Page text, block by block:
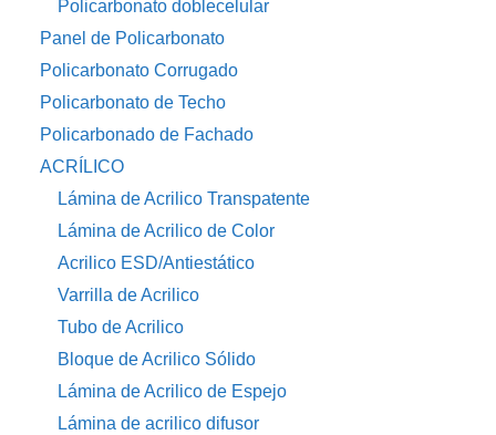
Policarbonato doblecelular
Panel de Policarbonato
Policarbonato Corrugado
Policarbonato de Techo
Policarbonado de Fachado
ACRÍLICO
Lámina de Acrilico Transpatente
Lámina de Acrilico de Color
Acrilico ESD/Antiestático
Varrilla de Acrilico
Tubo de Acrilico
Bloque de Acrilico Sólido
Lámina de Acrilico de Espejo
Lámina de acrilico difusor